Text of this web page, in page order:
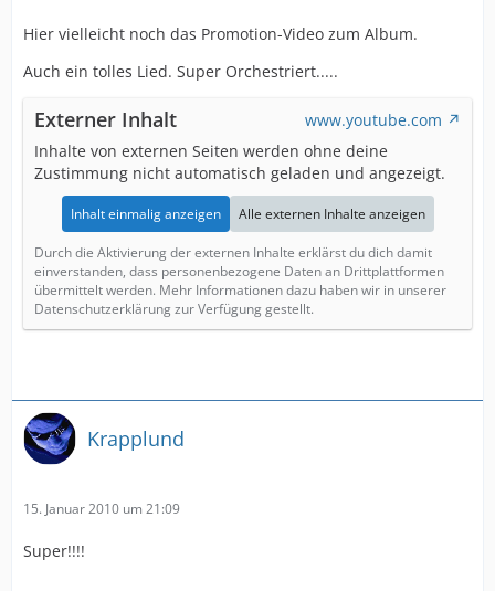
Hier vielleicht noch das Promotion-Video zum Album.
Auch ein tolles Lied. Super Orchestriert.....
Externer Inhalt
www.youtube.com
Inhalte von externen Seiten werden ohne deine
Zustimmung nicht automatisch geladen und angezeigt.
Inhalt einmalig anzeigen Alle externen Inhalte anzeigen
Durch die Aktivierung der externen Inhalte erklärst du dich damit
einverstanden, dass personenbezogene Daten an Drittplattformen
übermittelt werden. Mehr Informationen dazu haben wir in unserer
Datenschutzerklärung zur Verfügung gestellt.
Krapplund
15. Januar 2010 um 21:09
Super!!!!